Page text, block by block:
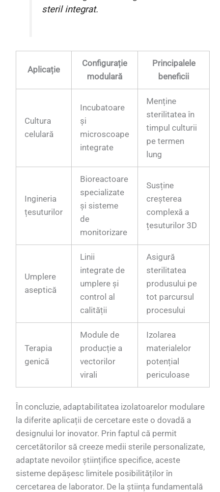
steril integrat.
Aplicație
Configurație
modulară
Principalele
beneficii
Cultura
celulară
Incubatoare
și
microscoape
integrate
Menține
sterilitatea în
timpul culturii
pe termen
lung
Ingineria
țesuturilor
Bioreactoare
specializate
și sisteme
de
monitorizare
Susține
creșterea
complexă a
țesuturilor 3D
Umplere
aseptică
Linii
integrate de
umplere și
control al
calității
Asigură
sterilitatea
produsului pe
tot parcursul
procesului
Terapia
genică
Module de
producție a
vectorilor
virali
Izolarea
materialelor
potențial
periculoase
În concluzie, adaptabilitatea izolatoarelor modulare
la diferite aplicații de cercetare este o dovadă a
designului lor inovator. Prin faptul că permit
cercetătorilor să creeze medii sterile personalizate,
adaptate nevoilor științifice specifice, aceste
sisteme depășesc limitele posibilităților în
cercetarea de laborator. De la știința fundamentală